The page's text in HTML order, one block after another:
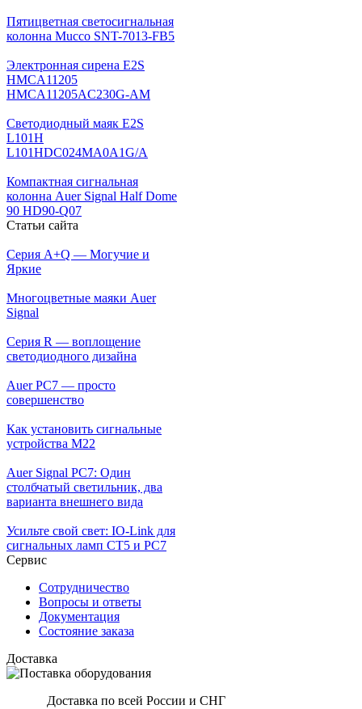
Пятицветная светосигнальная
колонна Mucco SNT-7013-FB5
Электронная сирена E2S
HMCA11205
HMCA11205AC230G-AM
Светодиодный маяк E2S
L101H
L101HDC024MA0A1G/A
Компактная сигнальная
колонна Auer Signal Half Dome
90 HD90-Q07
Статьи сайта
Серия A+Q — Могучие и
Яркие
Многоцветные маяки Auer
Signal
Серия R — воплощение
светодиодного дизайна
Auer PC7 — просто
совершенство
Как установить сигнальные
устройства М22
Auer Signal PC7: Один
столбчатый светильник, два
варианта внешнего вида
Усильте свой свет: IO-Link для
сигнальных ламп CT5 и PC7
Сервис
Сотрудничество
Вопросы и ответы
Документация
Состояние заказа
Доставка
Доставка по всей России и СНГ